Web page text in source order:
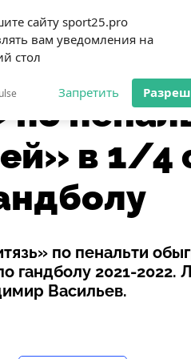
сайту sport25.pro
вам уведомления на
стол
Запретить
«Витязь» по пенальти
по
в 1/4
по пенальти
гандболу 2021-2022.
Васильев.